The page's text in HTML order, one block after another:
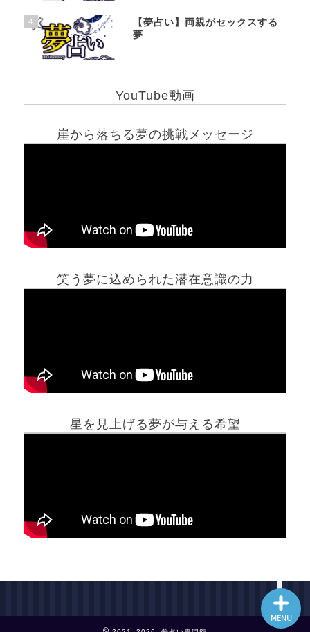
4
【夢占い】両親がセックスする
夢
YouTube動画
崖から落ちる夢の挑戦メッセージ
笑う夢に込められた潜在意識の力
星を見上げる夢が与える希望
MENU
ホーム
最新記事動画